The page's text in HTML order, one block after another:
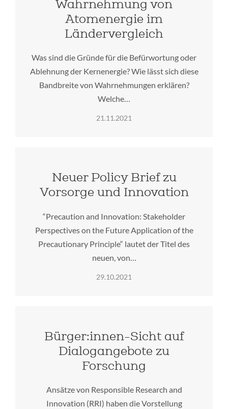
Wahrnehmung von
Atomenergie im
Ländervergleich
Was sind die Gründe für die Befürwortung oder
Ablehnung der Kernenergie? Wie lässt sich diese
Bandbreite von Wahrnehmungen erklären?
Welche…
21.11.2021
Neuer Policy Brief zu
Vorsorge und Innovation
“Precaution and Innovation: Stakeholder
Perspectives on the Future Application of the
Precautionary Principle“ lautet der Titel des
neuen, von…
29.10.2021
Bürger:innen-Sicht auf
Dialogangebote zu
Forschung
Ansätze von Responsible Research and
Innovation (RRI) haben die Vorstellung